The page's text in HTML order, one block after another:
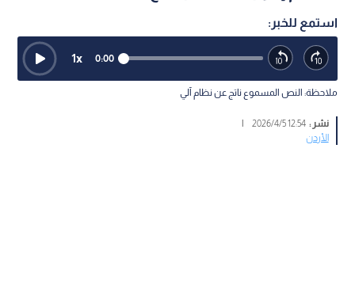
استمع للخبر:
0:00
1x
ملاحظة: النص المسموع ناتج عن نظام آلي
نشر :12:54 2026/4/5
|
الأردن